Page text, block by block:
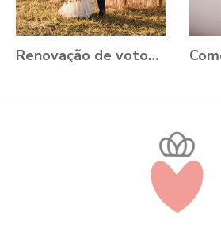
Renovação de votos: Aline e Danilo, Ouro Preto - MG